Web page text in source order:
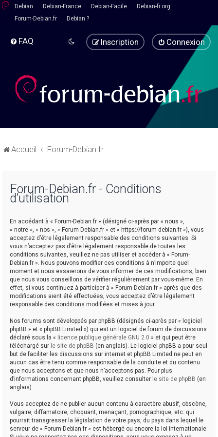
Debian Debian-France Debian-Facile
Debian-fr.org
Forum-Debian.fr
Debian ?
FAQ Connexion
Inscription
Accueil Forum-Debian.fr
Forum-Debian.fr - Conditions
d’utilisation
En accédant à « Forum-Debian.fr » (désigné ci-après par « nous »,
« notre », « nos », « Forum-Debian.fr » et « https://forum-debian.fr »), vous
acceptez d’être légalement responsable des conditions suivantes. Si
vous n’acceptez pas d’être légalement responsable de toutes les
conditions suivantes, veuillez ne pas utiliser et accéder à « Forum-
Debian.fr ». Nous pouvons modifier ces conditions à n’importe quel
moment et nous essaierons de vous informer de ces modifications, bien
que nous vous conseillons de vérifier régulièrement par vous-même. En
effet, si vous continuez à participer à « Forum-Debian.fr » après que des
modifications aient été effectuées, vous acceptez d’être légalement
responsable des conditions modifiées et mises à jour.
Nos forums sont développés par phpBB (désignés ci-après par « logiciel
phpBB » et « phpBB Limited ») qui est un logiciel de forum de discussions
déclaré sous la « licence publique générale GNU 2.0 » et qui peut être
téléchargé sur le site de phpBB (en anglais). Le logiciel phpBB a pour seul
but de faciliter les discussions sur internet et phpBB Limited ne peut en
aucun cas être tenu comme responsable de la conduite et du contenu
que nous acceptons et que nous n’acceptons pas. Pour plus
d’informations concernant phpBB, veuillez consulter le site de phpBB (en
anglais).
Vous acceptez de ne publier aucun contenu à caractère abusif, obscène,
vulgaire, diffamatoire, choquant, menaçant, pornographique, etc. qui
pourrait transgresser la législation de votre pays, du pays dans lequel le
serveur de « Forum-Debian.fr » est hébergé ou encore la loi internationale.